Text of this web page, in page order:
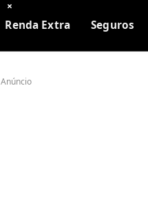
Renda Extra Seguros
Anúncio
×